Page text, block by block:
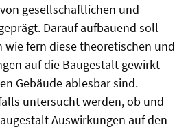
gesellschaftlichen und
Darauf aufbauend soll
fern diese theoretischen und
auf die Baugestalt gewirkt
Gebäude ablesbar sind.
untersucht werden, ob und
Auswirkungen auf den